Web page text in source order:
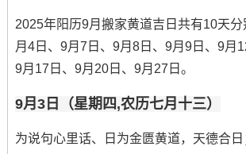
2025年阳历9月搬家黄道吉日共有10天
月4日、9月7日、9月8日、9月9日、9月
9月17日、9月20日、9月27日。
9月3日（星期四,农历七月十三）
为说句心里话、日为金匮黄道，天德合